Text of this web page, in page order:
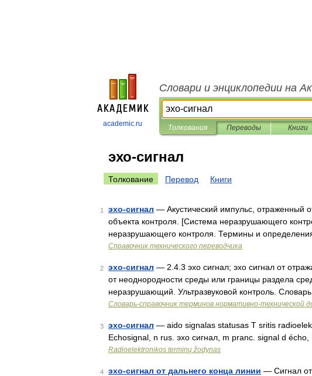
academic.ru
Словари и энциклопедии на
Толкования Переводы Книги
эхо-сигнал
Толкование Перевод Книги
1 эхо-сигнал — Акустический импульс, отраженный
объекта контроля. [Система неразрушающего
неразрушающего контроля. Термины и
Справочник технического переводчика
2 эхо-сигнал — 2.4.3 эхо сигнал; эхо сигнал от
от неоднородности среды или границы раздела
неразрушающий. Ультразвуковой контроль. Словарь
Словарь-справочник терминов нормативно-технической
3 эхо-сигнал — aido signalas statusas T sritis
Echosignal, n rus. эхо сигнал, m pranc. signal d écho,
Radioelektronikos terminų žodynas
4 эхо-сигнал от дальнего конца линии — Сигнал от